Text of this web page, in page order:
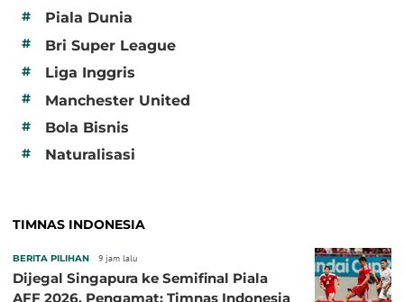
# Piala Dunia
# Bri Super League
# Liga Inggris
# Manchester United
# Bola Bisnis
# Naturalisasi
TIMNAS INDONESIA
BERITA PILIHAN 9 jam lalu
Dijegal Singapura ke Semifinal Piala
AFF 2026, Pengamat: Timnas Indonesia